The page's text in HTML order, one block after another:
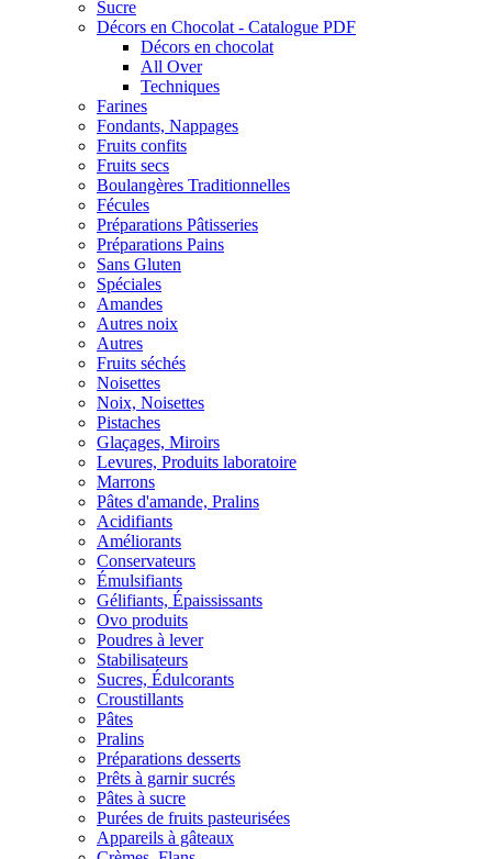
Sucre
Décors en Chocolat - Catalogue PDF
Décors en chocolat
All Over
Techniques
Farines
Fondants, Nappages
Fruits confits
Fruits secs
Boulangères Traditionnelles
Fécules
Préparations Pâtisseries
Préparations Pains
Sans Gluten
Spéciales
Amandes
Autres noix
Autres
Fruits séchés
Noisettes
Noix, Noisettes
Pistaches
Glaçages, Miroirs
Levures, Produits laboratoire
Marrons
Pâtes d'amande, Pralins
Acidifiants
Améliorants
Conservateurs
Émulsifiants
Gélifiants, Épaississants
Ovo produits
Poudres à lever
Stabilisateurs
Sucres, Édulcorants
Croustillants
Pâtes
Pralins
Préparations desserts
Prêts à garnir sucrés
Pâtes à sucre
Purées de fruits pasteurisées
Appareils à gâteaux